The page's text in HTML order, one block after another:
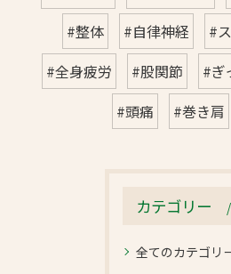
#整体
#自律神経
#
#全身疲労
#股関節 #ぎ
#頭痛
#巻き肩
カテゴリー
全てのカテゴリ